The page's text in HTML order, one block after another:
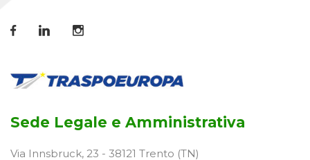
Sede Legale e Amministrativa
Via Innsbruck, 23 - 38121 Trento (TN)